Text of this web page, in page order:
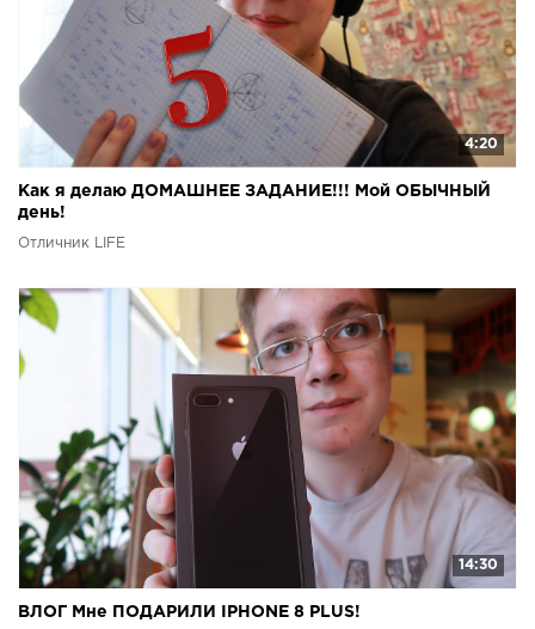
4:20
Как я делаю ДОМАШНЕЕ ЗАДАНИЕ!!! Мой ОБЫЧНЫЙ
день!
Отличник LIFE
14:30
ВЛОГ Мне ПОДАРИЛИ IPHONE 8 PLUS!